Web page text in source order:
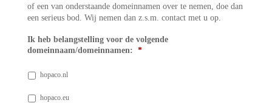
of een van onderstaande domeinnamen over te nemen, doe dan
een serieus bod. Wij nemen dan z.s.m. contact met u op.
Ik heb belangstelling voor de volgende
domeinnaam/domeinnamen: *
hopaco.nl
hopaco.eu